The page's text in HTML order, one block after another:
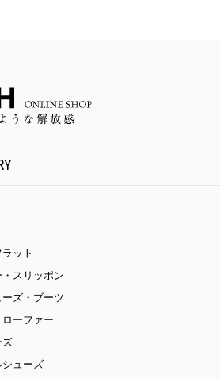
ット
スリッポン
ズ・ブーツ
ーファー
ズ
ューズ